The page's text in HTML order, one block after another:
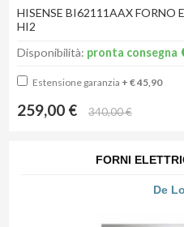
HISENSE BI62111AAX FORNO
HI2
Disponibilità: pronta consegna
Estensione garanzia + € 45,90
259,00 € 340,00 €
FORNI
De